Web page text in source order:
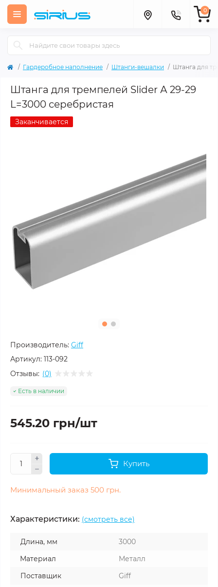
0
Гардеробное наполнение Штанги-вешалки Штанга для
Штанга для тремпелей Slider А 29-29
L=3000 серебристая
Заканчивается
Производитель: Giff
Артикул: 113-092
Отзывы: (0)
Есть в наличии
545.20 грн/шт
Купить
Минимальный заказ 500 грн.
Характеристики: (смотреть все)
Длина, мм
3000
Материал
Металл
Поставщик
Giff